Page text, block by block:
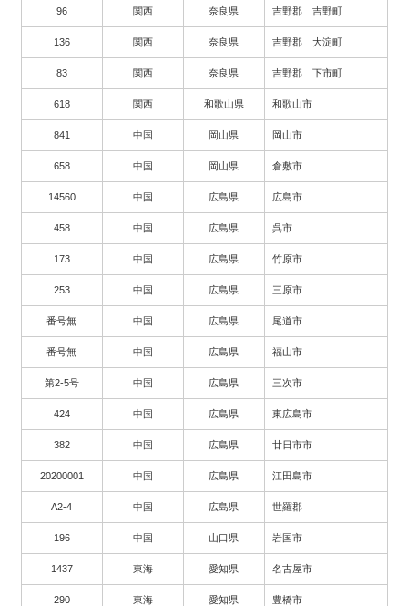
96 関西 奈良県 吉野郡 吉野町
136 関西 奈良県 吉野郡 大淀町
83 関西 奈良県 吉野郡 下市町
618 関西 和歌山県 和歌山市
841 中国 岡山県 岡山市
658 中国 岡山県 倉敷市
14560 中国 広島県 広島市
458 中国 広島県 呉市
173 中国 広島県 竹原市
253 中国 広島県 三原市
番号無 中国 広島県 尾道市
番号無 中国 広島県 福山市
第2-5号 中国 広島県 三次市
424 中国 広島県 東広島市
382 中国 広島県 廿日市市
20200001 中国 広島県 江田島市
A2-4 中国 広島県 世羅郡
196 中国 山口県 岩国市
1437 東海 愛知県 名古屋市
290 東海 愛知県 豊橋市